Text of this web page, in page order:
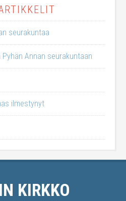
seurakuntaa
Annan seurakuntaan
ilmestynyt
KIRKKO